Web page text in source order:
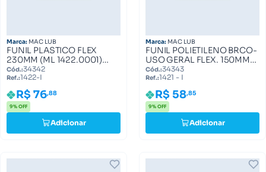
Marca: MAC LUB
FUNIL PLASTICO FLEX
230MM (ML 1422.0001)
1422-I
Cód.:34342
Ref.:1422-I
R$ 76,88
9% OFF
Adicionar
Marca: MAC LUB
FUNIL POLIETILENO BRCO-
USO GERAL FLEX. 150MM
1421 - I 1421 - I
Cód.:34343
Ref.:1421 - I
R$ 58,85
9% OFF
Adicionar